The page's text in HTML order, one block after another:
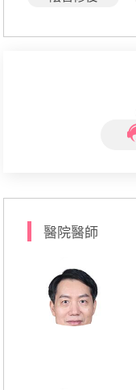
醫院醫師